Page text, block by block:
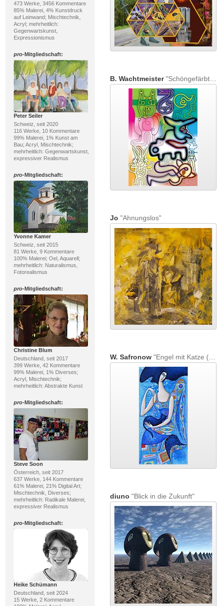
473 Werke, 3456 Kommentare
85% Malerei, 4% Kunstdruck
auf Leinwand; Mischtechnik,
Acryl; mehrheitlich:
Gegenwartskunst,
Expressionismus
pro-Mitgliedschaft:
Peter Seiler
Schweiz, seit 2020
116 Werke, 10 Kommentare
99% Malerei, 1% Kunst am
Bau; Acryl, Mischtechnik;
mehrheitlich: Gegenwartskunst,
expressiver Realismus
pro-Mitgliedschaft:
Yvonne Kamer
Schweiz, seit 2015
81 Werke, 9 Kommentare
100% Malerei; Oel, Aquarell;
mehrheitlich: Naturalismus,
Fotorealismus
pro-Mitgliedschaft:
Christine Blum
Deutschland, seit 2017
399 Werke, 42 Kommentare
99% Malerei, 1% Diverses;
Acryl, Mischtechnik;
mehrheitlich: Abstrakte Kunst
pro-Mitgliedschaft:
Steve Soon
Österreich, seit 2017
637 Werke, 144 Kommentare
61% Malerei, 21% Digital Art;
Mischtechnik, Diverses;
mehrheitlich: Radikale Malerei,
expressiver Realismus
pro-Mitgliedschaft:
Heike Schümann
Deutschland, seit 2024
15 Werke, 2 Kommentare
B. Wachtmeister"Schöngefärbtes Gemisch"
Jo "Ahnungslos"
W. Safronow"Engel mit Katze (blau), 80x40"
diuno "Blick in die Zukunft"